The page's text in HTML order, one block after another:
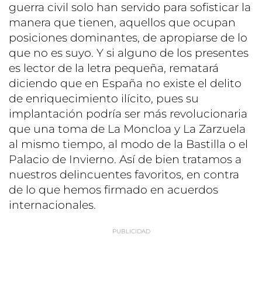
guerra civil solo han servido para sofisticar la
manera que tienen, aquellos que ocupan
posiciones dominantes, de apropiarse de lo
que no es suyo. Y si alguno de los presentes
es lector de la letra pequeña, rematará
diciendo que en España no existe el delito
de enriquecimiento ilícito, pues su
implantación podría ser más revolucionaria
que una toma de La Moncloa y La Zarzuela
al mismo tiempo, al modo de la Bastilla o el
Palacio de Invierno. Así de bien tratamos a
nuestros delincuentes favoritos, en contra
de lo que hemos firmado en acuerdos
internacionales.